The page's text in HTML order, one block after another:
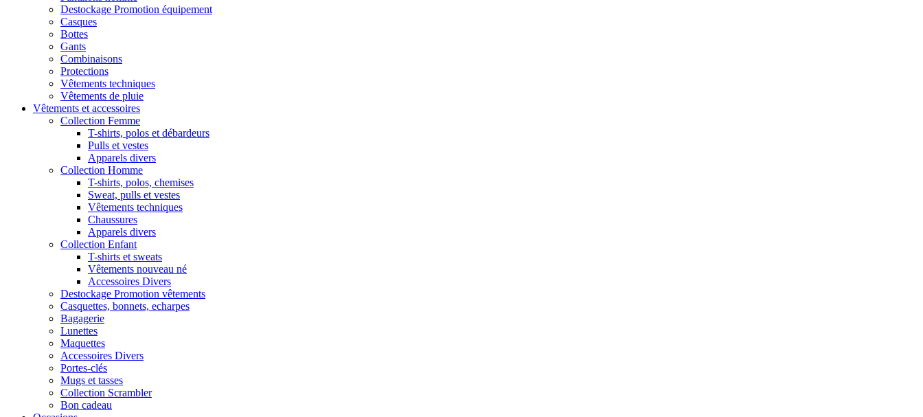
Destockage Promotion équipement
Casques
Bottes
Gants
Combinaisons
Protections
Vêtements techniques
Vêtements de pluie
Vêtements et accessoires
Collection Femme
T-shirts, polos et débardeurs
Pulls et vestes
Apparels divers
Collection Homme
T-shirts, polos, chemises
Sweat, pulls et vestes
Vêtements techniques
Chaussures
Apparels divers
Collection Enfant
T-shirts et sweats
Vêtements nouveau né
Accessoires Divers
Destockage Promotion vêtements
Casquettes, bonnets, echarpes
Bagagerie
Lunettes
Maquettes
Accessoires Divers
Portes-clés
Mugs et tasses
Collection Scrambler
Bon cadeau